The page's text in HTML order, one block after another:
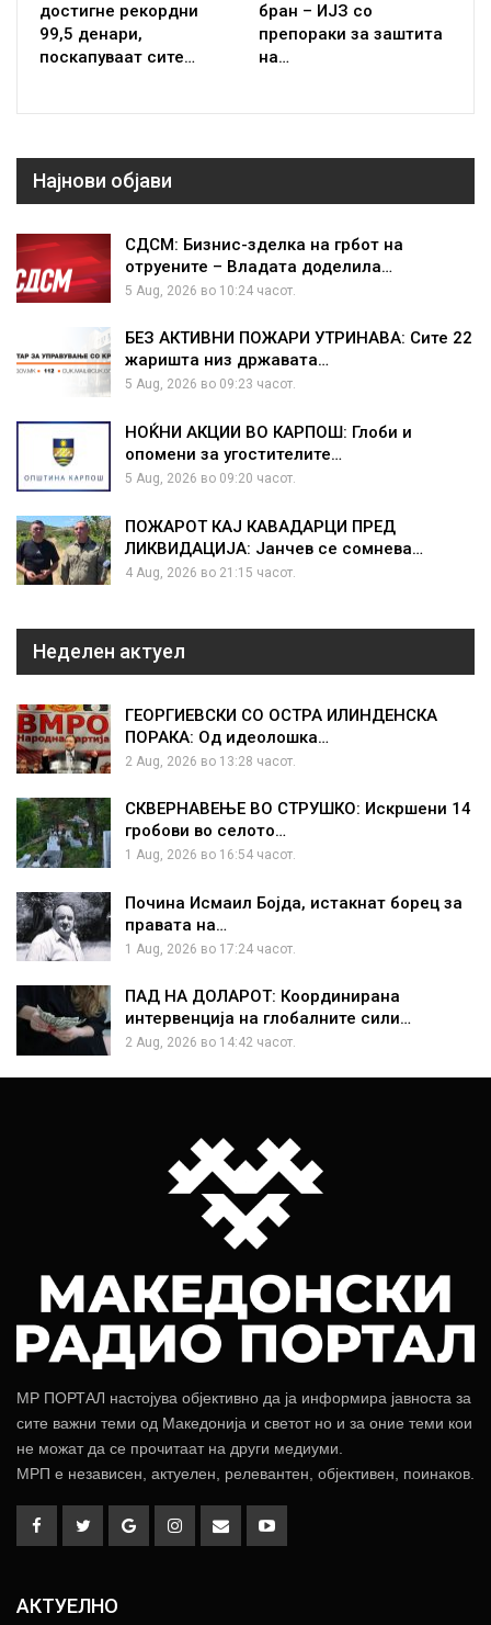
достигне рекордни
99,5 денари,
поскапуваат сите…
бран – ИЈЗ со
препораки за заштита
на…
Најнови објави
СДСМ: Бизнис-зделка на грбот на
отруените – Владата доделила…
5 Aug, 2026 во 10:24 часот.
БЕЗ АКТИВНИ ПОЖАРИ УТРИНАВА: Сите 22
жаришта низ државата…
5 Aug, 2026 во 09:23 часот.
НОЌНИ АКЦИИ ВО КАРПОШ: Глоби и
опомени за угостителите…
5 Aug, 2026 во 09:20 часот.
ПОЖАРОТ КАЈ КАВАДАРЦИ ПРЕД
ЛИКВИДАЦИЈА: Јанчев се сомнева…
4 Aug, 2026 во 21:15 часот.
Неделен актуел
ГЕОРГИЕВСКИ СО ОСТРА ИЛИНДЕНСКА
ПОРАКА: Од идеолошка…
2 Aug, 2026 во 13:28 часот.
СКВЕРНАВЕЊЕ ВО СТРУШКО: Искршени 14
гробови во селото…
1 Aug, 2026 во 16:54 часот.
Почина Исмаил Бојда, истакнат борец за
правата на…
1 Aug, 2026 во 17:24 часот.
ПАД НА ДОЛАРОТ: Координирана
интервенција на глобалните сили…
2 Aug, 2026 во 14:42 часот.
МР ПОРТАЛ настојува објективно да ја информира јавноста за
сите важни теми од Македонија и светот но и за оние теми кои
не можат да се прочитаат на други медиуми.
МРП е независен, актуелен, релевантен, објективен, поинаков.
АКТУЕЛНО